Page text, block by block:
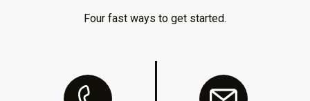
Four fast ways to get started.